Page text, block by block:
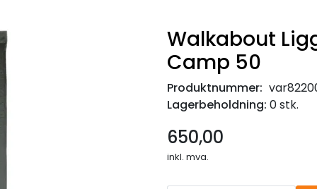
Walkabout
Camp 50
Produktnummer:
Lagerbeholdning: 0 stk.
650,00
inkl. mva.